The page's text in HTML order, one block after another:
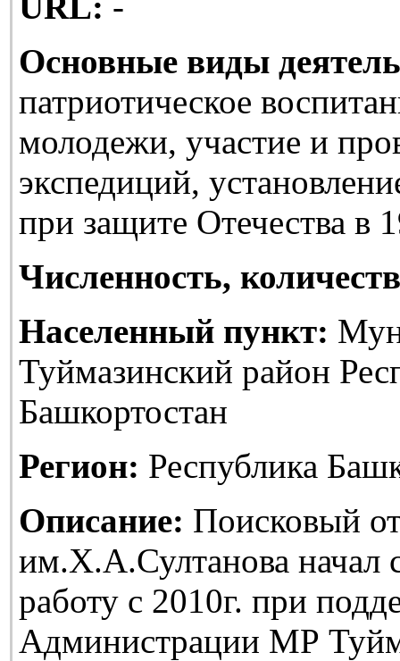
Основные виды
патриотическое
молодежи, участие и
экспедиций,
при защите Отечества в
Численность,
Населенный пункт:
Туймазинский район
Башкортостан
Регион: Республика
Описание: Поисковый
им.Х.А.Султанова начал
работу с 2010г. при
Администрации МР